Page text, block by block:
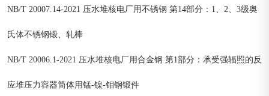
NB/T 20007.14-2021 压水堆核电厂用不锈钢 第14部分：1、2、3级奥
氏体不锈钢锻、轧棒
NB/T 20006.1-2021 压水堆核电厂用合金钢 第1部分：承受强辐照的反
应堆压力容器筒体用锰-镍-钼钢锻件